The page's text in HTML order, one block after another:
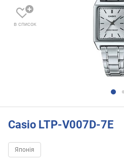
в список
Casio LTP-V007D-7E
Японія